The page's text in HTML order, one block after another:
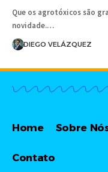
Que os agrotóxicos são
novidade.…
DIEGO VELÁZQUEZ
Home Sobre
Contato